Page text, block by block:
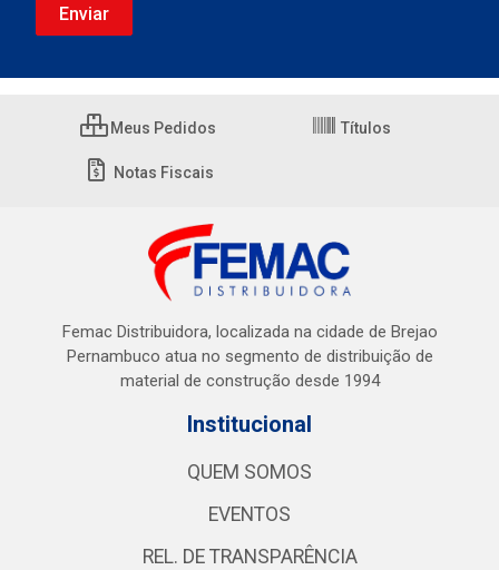
Meus Pedidos Títulos
Notas Fiscais
Femac Distribuidora, localizada na cidade de Brejao
Pernambuco atua no segmento de distribuição de
material de construção desde 1994
Institucional
QUEM SOMOS
EVENTOS
REL. DE TRANSPARÊNCIA